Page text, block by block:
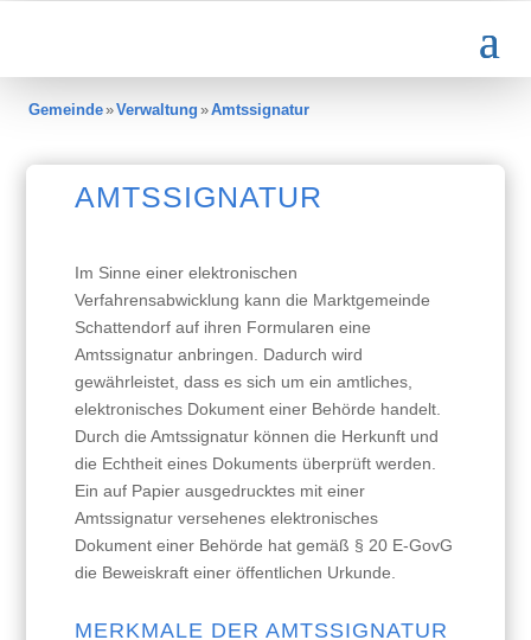
Gemeinde»Verwaltung »Amtssignatur
AMTSSIGNATUR
Im Sinne einer elektronischen
Verfahrensabwicklung kann die Marktgemeinde
Schattendorf auf ihren Formularen eine
Amtssignatur anbringen. Dadurch wird
gewährleistet, dass es sich um ein amtliches,
elektronisches Dokument einer Behörde handelt.
Durch die Amtssignatur können die Herkunft und
die Echtheit eines Dokuments überprüft werden.
Ein auf Papier ausgedrucktes mit einer
Amtssignatur versehenes elektronisches
Dokument einer Behörde hat gemäß § 20 E-GovG
die Beweiskraft einer öffentlichen Urkunde.
MERKMALE DER AMTSSIGNATUR